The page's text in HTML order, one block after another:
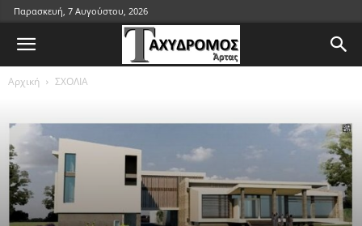
Παρασκευή, 7 Αυγούστου, 2026
Αρχική ΣΧΟΛΙΑ